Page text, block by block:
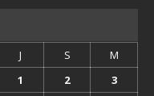
J S
M
1
2
3